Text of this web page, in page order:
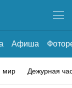
Афиша
мир Дежурная